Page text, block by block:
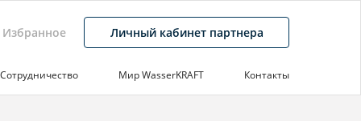
Избранное Личный кабинет партнера
Сотрудничество Мир WasserKRAFT Контакты